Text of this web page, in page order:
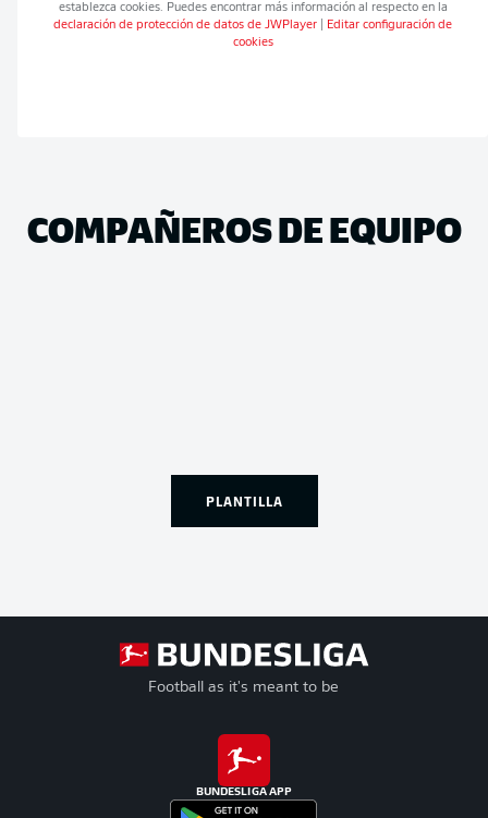
establezca cookies. Puedes encontrar más información al respecto en la
declaración de protección de datos de JWPlayer
Editar configuración de
cookies
COMPAÑEROS DE EQUIPO
PLANTILLA
Football as it's meant to be
BUNDESLIGA APP